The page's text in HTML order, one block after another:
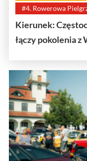
#4. Rowerowa
Kierunek:
łączy pokolenia